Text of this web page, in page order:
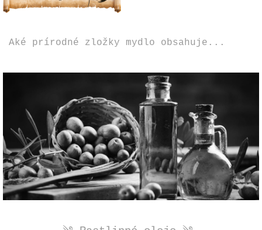
Aké prírodné zložky mydlo obsahuje...